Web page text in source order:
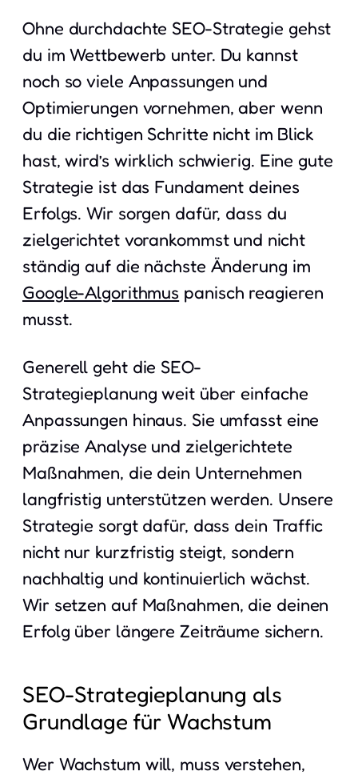
Ohne durchdachte SEO-Strategie gehst
du im Wettbewerb unter. Du kannst
noch so viele Anpassungen und
Optimierungen vornehmen, aber wenn
du die richtigen Schritte nicht im Blick
hast, wird’s wirklich schwierig. Eine gute
Strategie ist das Fundament deines
Erfolgs. Wir sorgen dafür, dass du
zielgerichtet vorankommst und nicht
ständig auf die nächste Änderung im
Google-Algorithmus panisch reagieren
musst.
Generell geht die SEO-
Strategieplanung weit über einfache
Anpassungen hinaus. Sie umfasst eine
präzise Analyse und zielgerichtete
Maßnahmen, die dein Unternehmen
langfristig unterstützen werden. Unsere
Strategie sorgt dafür, dass dein Traffic
nicht nur kurzfristig steigt, sondern
nachhaltig und kontinuierlich wächst.
Wir setzen auf Maßnahmen, die deinen
Erfolg über längere Zeiträume sichern.
SEO-Strategieplanung als
Grundlage für Wachstum
Wer Wachstum will, muss verstehen,